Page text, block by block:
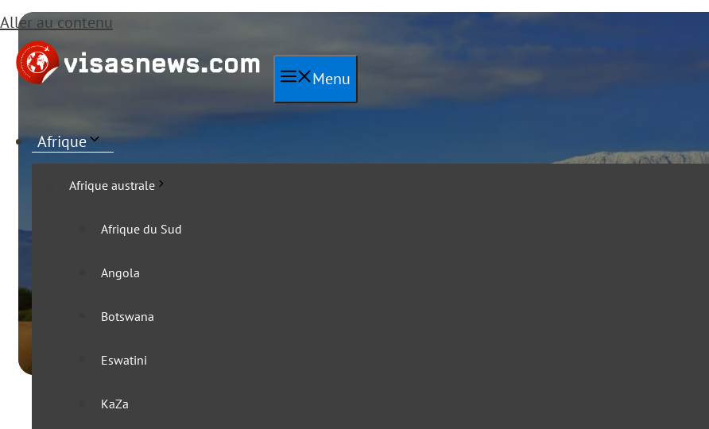
Aller au contenu
Menu
Afrique
Afrique australe
Afrique du Sud
Angola
Botswana
Eswatini
KaZa